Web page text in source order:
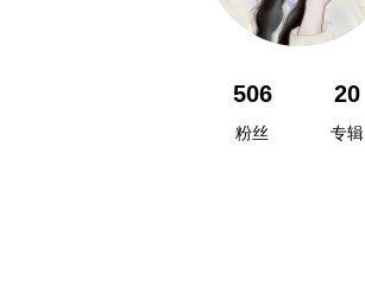
506
粉丝
20
专辑